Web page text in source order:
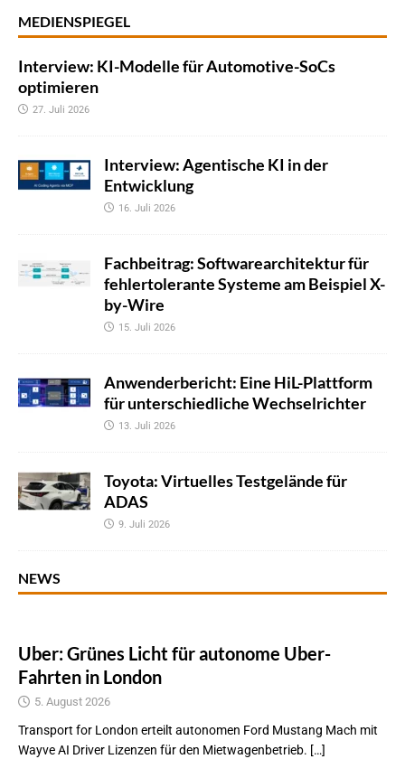
MEDIENSPIEGEL
Interview: KI-Modelle für Automotive-SoCs
optimieren
27. Juli 2026
Interview: Agentische KI in der
Entwicklung
16. Juli 2026
Fachbeitrag: Softwarearchitektur für
fehlertolerante Systeme am Beispiel X-
by-Wire
15. Juli 2026
Anwenderbericht: Eine HiL-Plattform
für unterschiedliche Wechselrichter
13. Juli 2026
Toyota: Virtuelles Testgelände für
ADAS
9. Juli 2026
NEWS
Uber: Grünes Licht für autonome Uber-
Fahrten in London
5. August 2026
Transport for London erteilt autonomen Ford Mustang Mach mit
Wayve AI Driver Lizenzen für den Mietwagenbetrieb. […]